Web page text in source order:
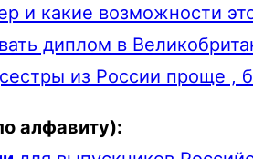
и какие возможности
диплом в
из России проще ,
алфавиту):